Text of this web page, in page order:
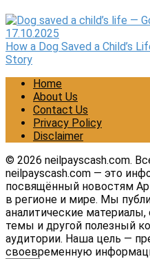
17.10.2025
How a Dog Saved a Child’s
Story
Home
About Us
Contact Us
Privacy Policy
Disclaimer
© 2026 neilpayscash.com.
neilpayscash.com — это
посвящённый новостям
в регионе и мире. Мы
аналитические
темы и другой полезный
аудитории. Наша цель —
своевременную